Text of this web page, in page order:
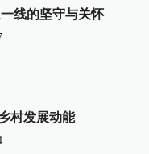
线的坚守与关怀
村发展动能